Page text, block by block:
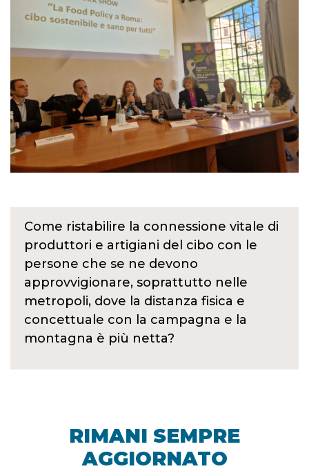
Come ristabilire la connessione vitale di
produttori e artigiani del cibo con le
persone che se ne devono
approvvigionare, soprattutto nelle
metropoli, dove la distanza fisica e
concettuale con la campagna e la
montagna è più netta?
RIMANI SEMPRE
AGGIORNATO